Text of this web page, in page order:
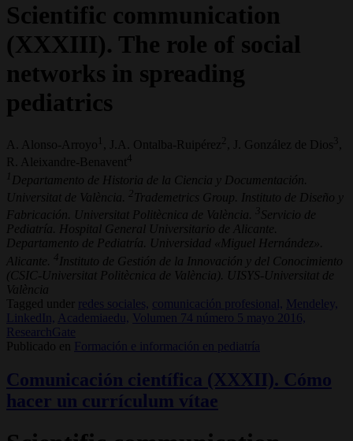
Scientific communication
(XXXIII). The role of social
networks in spreading
pediatrics
A. Alonso-Arroyo 1 , J.A. Ontalba-Ruipérez , J. González de Dios 3
R. Aleixandre-Benavent 4
1 Departamento de Historia de la Ciencia y Documentación.
Universitat de València.
2 Trademetrics Group. Instituto de Diseño y
Fabricación. Universitat Politècnica de València.
3 Servicio de
Pediatría. Hospital General Universitario de Alicante.
Departamento de Pediatría. Universidad «Miguel Hernández».
Alicante.
4 Instituto de Gestión de la Innovación y del Conocimiento
(CSIC-Universitat Politècnica de València). UISYS-Universitat de
València
Tagged under
redes sociales, comunicación profesional,
Mendeley,
LinkedIn,
Academiaedu,
Volumen 74 número 5 mayo 2016,
ResearchGate
Publicado en
Formación e información en pediatría
Comunicación científica (XXXII). Cómo
hacer un currículum vítae